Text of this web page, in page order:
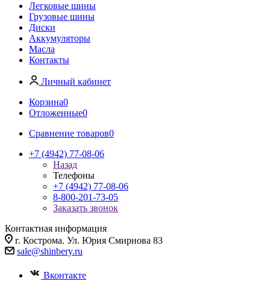
Легковые шины
Грузовые шины
Диски
Аккумуляторы
Масла
Контакты
Личный кабинет
Корзина0
Отложенные0
Сравнение товаров0
+7 (4942) 77-08-06
Назад
Телефоны
+7 (4942) 77-08-06
8-800-201-73-05
Заказать звонок
Контактная информация
г. Кострома. Ул. Юрия Смирнова 83
sale@shinbery.ru
Вконтакте